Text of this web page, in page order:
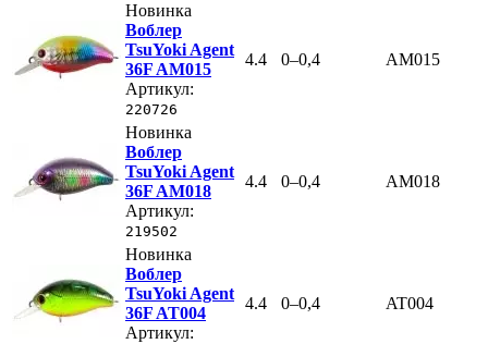
Новинка
Воблер
TsuYoki Agent
36F AM015
Артикул:
220726
4.4 0–0,4 AM015
Новинка
Воблер
TsuYoki Agent
36F AM018
Артикул:
219502
4.4 0–0,4 AM018
Новинка
Воблер
TsuYoki Agent
36F AT004
Артикул:
4.4 0–0,4 AT004